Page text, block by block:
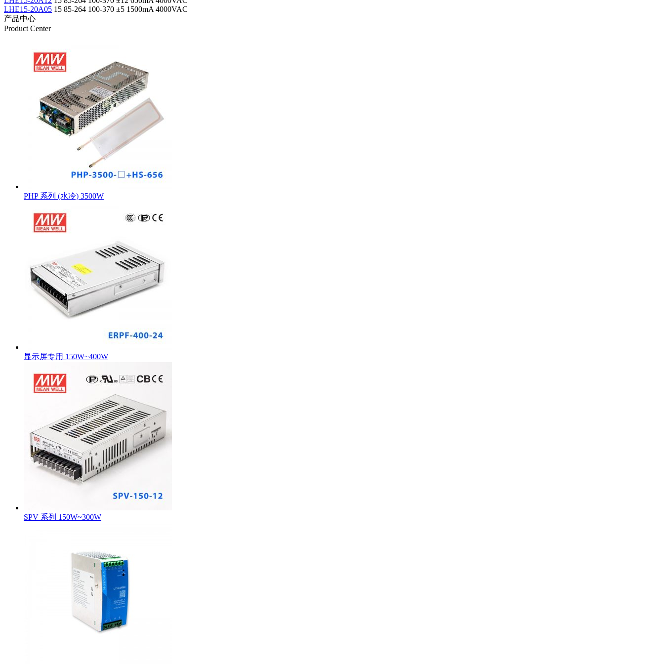
LHE15-20A05 15 85-264 100-370 ±5 1500mA 4000VAC
产品中心
Product Center
PHP 系列 (水冷) 3500W
显示屏专用 150W~400W
SPV 系列 150W~300W